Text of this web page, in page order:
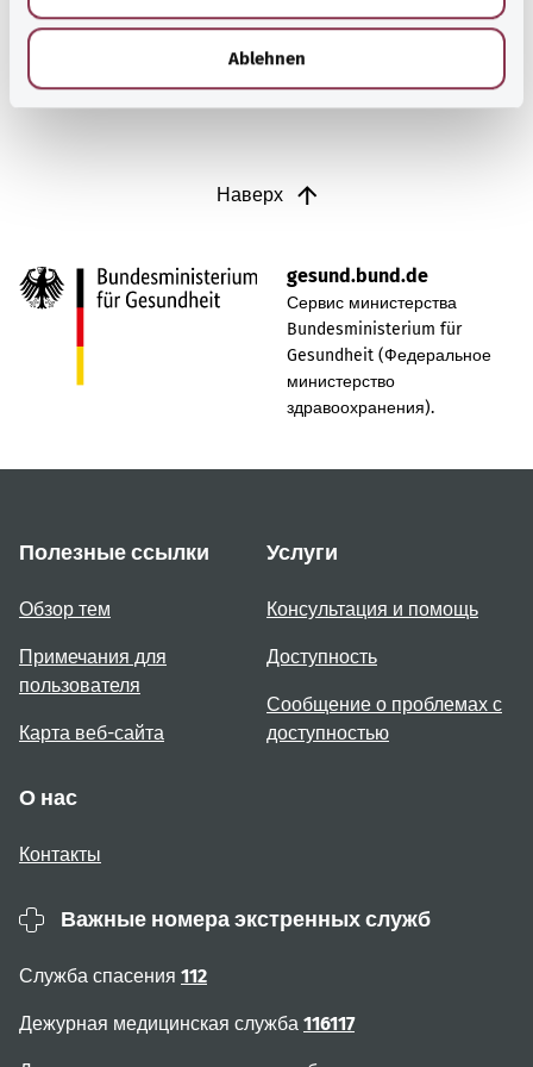
Ablehnen
Узнать больше
Наверх
gesund.bund.de
Сервис министерства
Bundesministerium für
Gesundheit (Федеральное
министерство
здравоохранения).
Полезные ссылки
Обзор тем
Примечания для
пользователя
Карта веб-сайта
Услуги
Консультация и помощь
Доступность
Сообщение о проблемах с
доступностью
О нас
Контакты
Важные номера экстренных служб
Служба спасения 112
Дежурная медицинская служба 116117